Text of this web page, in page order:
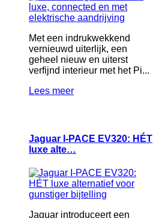
Met een indrukwekkend
vernieuwd uiterlijk, een
geheel nieuw en uiterst
verfijnd interieur met het Pi...
Lees meer
Jaguar I-PACE EV320: HÉT
luxe alte…
Jaguar introduceert een